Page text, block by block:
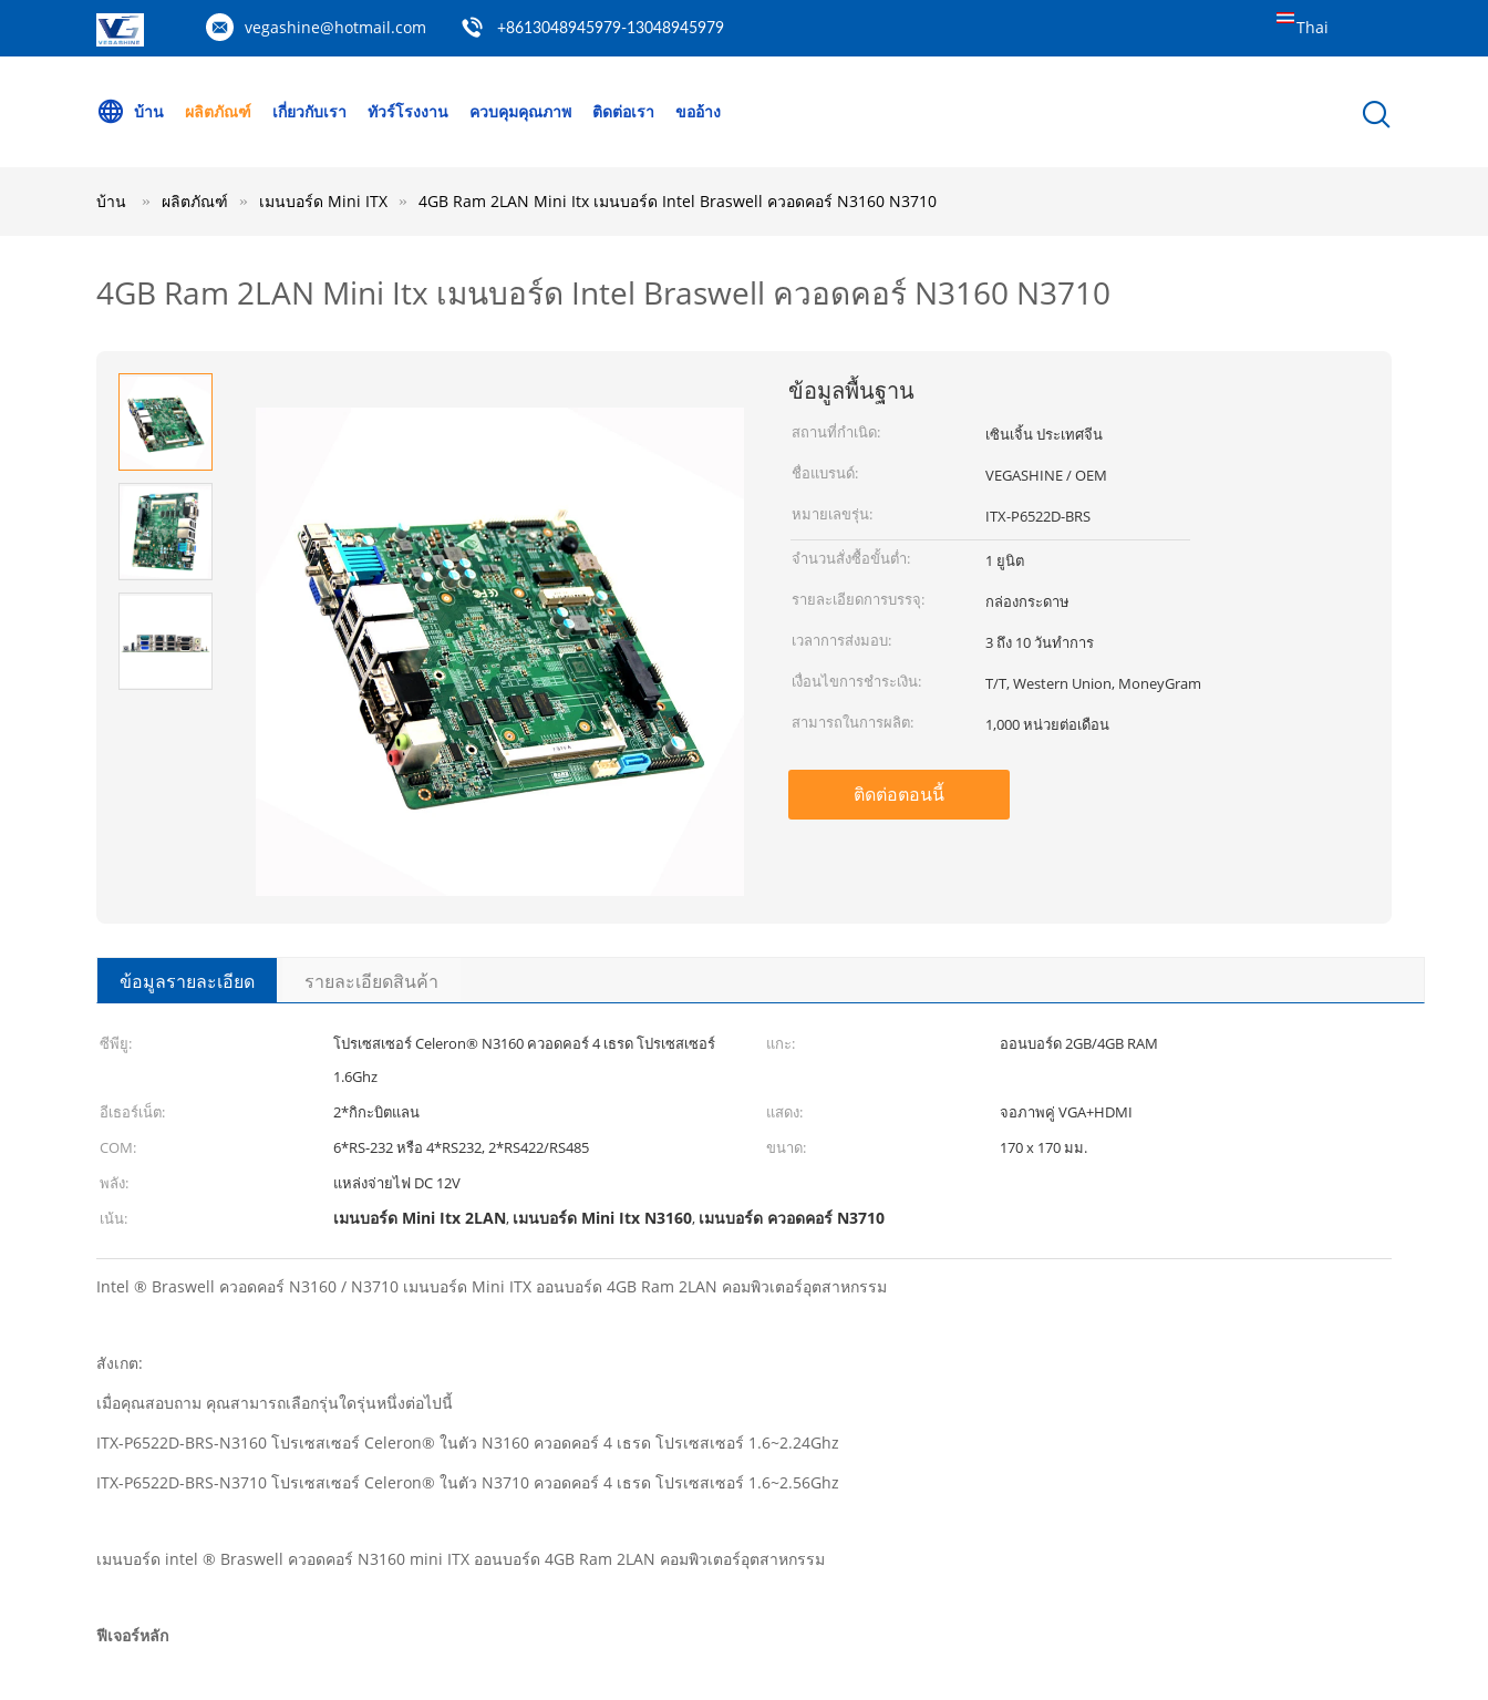
vegashine@hotmail.com +8613048945979-13048945979 Thai
บ้าน ผลิตภัณฑ์ เกี่ยวกับเรา ทัวร์โรงงาน ควบคุมคุณภาพ ติดต่อเรา ขออ้าง
บ้าน ผลิตภัณฑ์ เมนบอร์ด Mini ITX 4GB Ram 2LAN Mini Itx เมนบอร์ด Intel Braswell ควอดคอร์ N3160 N3710
4GB Ram 2LAN Mini Itx เมนบอร์ด Intel Braswell ควอดคอร์ N3160 N3710
ข้อมูลพื้นฐาน
สถานที่กำเนิด:
เซินเจิ้น ประเทศจีน
ชื่อแบรนด์:
VEGASHINE / OEM
หมายเลขรุ่น:
ITX-P6522D-BRS
จำนวนสั่งซื้อขั้นต่ำ:
1 ยูนิต
รายละเอียดการบรรจุ:
กล่องกระดาษ
เวลาการส่งมอบ:
3 ถึง 10 วันทำการ
เงื่อนไขการชำระเงิน:
T/T, Western Union, MoneyGram
สามารถในการผลิต:
1,000 หน่วยต่อเดือน
ติดต่อตอนนี้
ข้อมูลรายละเอียด รายละเอียดสินค้า
ซีพียู:
โปรเซสเซอร์ Celeron® N3160 ควอดคอร์ 4 เธรด โปรเซสเซอร์
1.6Ghz
แกะ: ออนบอร์ด 2GB/4GB RAM
อีเธอร์เน็ต: 2*กิกะบิตแลน แสดง:
จอภาพคู่ VGA+HDMI
COM:
6*RS-232 หรือ 4*RS232, 2*RS422/RS485 ขนาด:
170 x 170 มม.
พลัง:
แหล่งจ่ายไฟ DC 12V
เน้น:
เมนบอร์ด Mini Itx 2LAN, เมนบอร์ด Mini Itx N3160, เมนบอร์ด ควอดคอร์ N3710
Intel ® Braswell ควอดคอร์ N3160 / N3710 เมนบอร์ด Mini ITX ออนบอร์ด 4GB Ram 2LAN คอมพิวเตอร์อุตสาหกรรม
สังเกต:
เมื่อคุณสอบถาม คุณสามารถเลือกรุ่นใดรุ่นหนึ่งต่อไปนี้
ITX-P6522D-BRS-N3160 โปรเซสเซอร์ Celeron® ในตัว N3160 ควอดคอร์ 4 เธรด โปรเซสเซอร์ 1.6~2.24Ghz
ITX-P6522D-BRS-N3710 โปรเซสเซอร์ Celeron® ในตัว N3710 ควอดคอร์ 4 เธรด โปรเซสเซอร์ 1.6~2.56Ghz
เมนบอร์ด intel ® Braswell ควอดคอร์ N3160 mini ITX ออนบอร์ด 4GB Ram 2LAN คอมพิวเตอร์อุตสาหกรรม
ฟีเจอร์หลัก